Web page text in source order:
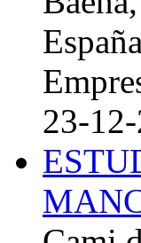
España
23-